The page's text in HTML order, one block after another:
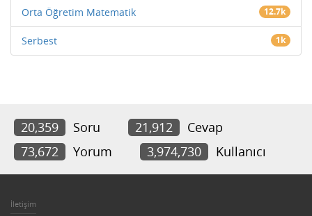
Orta Öğretim Matematik 12.7k
Serbest 1k
20,359 Soru 21,912
Cevap
73,672
Yorum 3,974,730 Kullanıcı
İletişim